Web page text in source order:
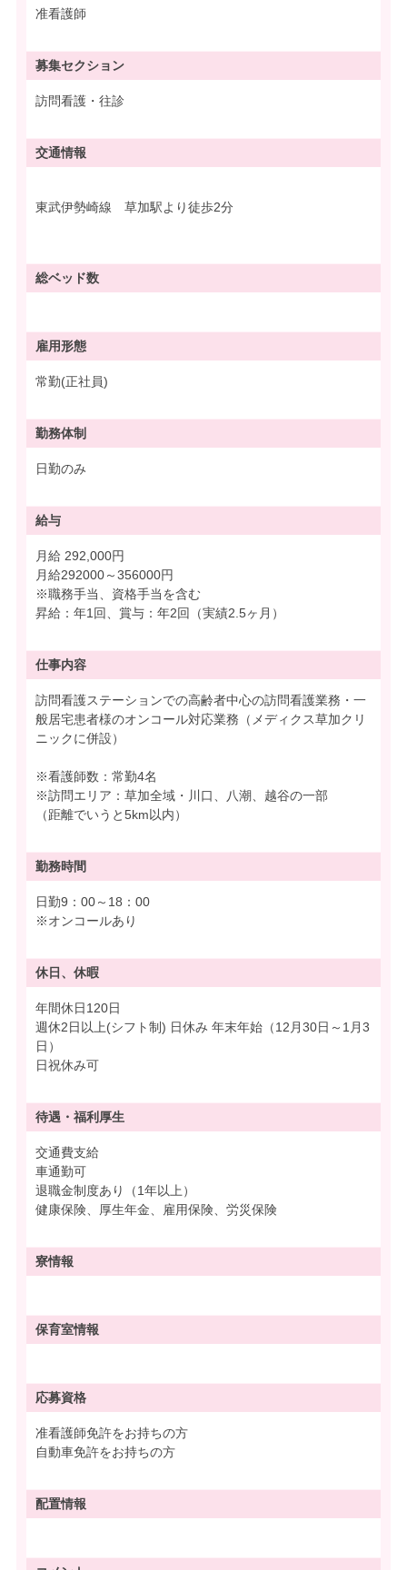
准看護師
募集セクション
訪問看護・往診
交通情報
東武伊勢崎線 草加駅より徒歩2分
総ベッド数
雇用形態
常勤(正社員)
勤務体制
日勤のみ
給与
月給 292,000円
月給292000～356000円
※職務手当、資格手当を含む
昇給：年1回、賞与：年2回（実績2.5ヶ月）
仕事内容
訪問看護ステーションでの高齢者中心の訪問看護業務・一
般居宅患者様のオンコール対応業務（メディクス草加クリ
ニックに併設）
※看護師数：常勤4名
※訪問エリア：草加全域・川口、八潮、越谷の一部
（距離でいうと5km以内）
勤務時間
日勤9：00～18：00
※オンコールあり
休日、休暇
年間休日120日
週休2日以上(シフト制) 日休み 年末年始（12月30日～1月3
日）
日祝休み可
待遇・ 福利厚生
交通費支給
車通勤可
退職金制度あり（1年以上）
健康保険、厚生年金、雇用保険、労災保険
寮情報
保育室情報
応募資格
准看護師免許をお持ちの方
自動車免許をお持ちの方
配置情報